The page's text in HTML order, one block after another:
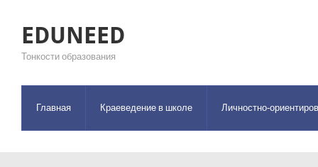
EDUNEED
Тонкости образования
Главная Краеведение в школе Личностно-